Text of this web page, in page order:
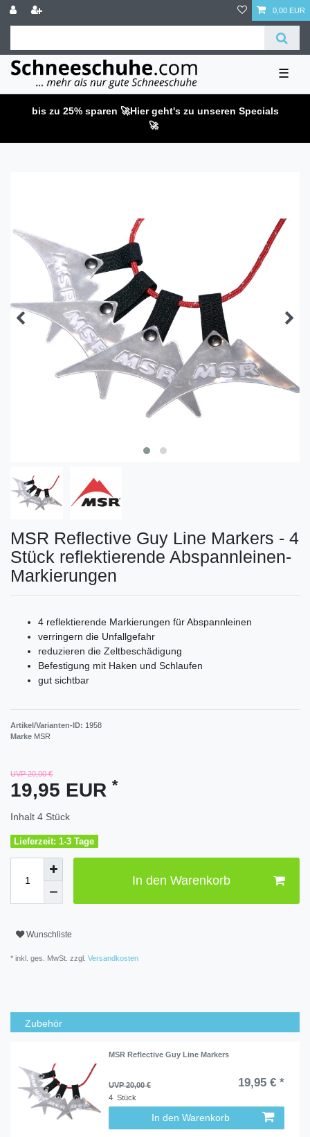
0,00 EUR
☰
bis zu 25% sparen 🚀Hier geht's zu unseren Specials
🚀
MSR Reflective Guy Line Markers - 4
Stück reflektierende Abspannleinen-
Markierungen
4 reflektierende Markierungen für Abspannleinen
verringern die Unfallgefahr
reduzieren die Zeltbeschädigung
Befestigung mit Haken und Schlaufen
gut sichtbar
Artikel/Varianten-ID: 1958
Marke MSR
UVP 20,00 €
19,95 EUR *
Inhalt 4 Stück
Lieferzeit: 1-3 Tage
In den Warenkorb
Wunschliste
* inkl. ges. MwSt. zzgl. Versandkosten
Zubehör
MSR Reflective Guy Line Markers
UVP 20,00 € 19,95 € *
4 Stück
In den Warenkorb